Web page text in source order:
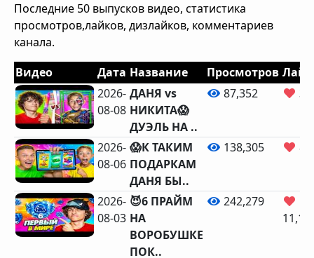
Последние 50 выпусков видео, статистика
просмотров,лайков, дизлайков, комментариев
канала.
Видео
Дата Название Просмотров
2026-
08-08
ДАНЯ vs
НИКИТА😱
ДУЭЛЬ НА ..
87,352
2026-
08-06
😱К ТАКИМ
ПОДАРКАМ
ДАНЯ БЫ..
138,305
2026-
08-03
😈6 ПРАЙМ
НА
ВОРОБУШКЕ
ПОК..
242,279